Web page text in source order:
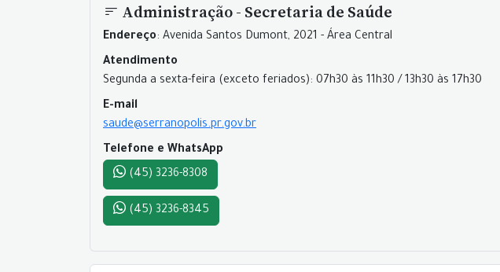
Administração - Secretaria de Saúde
Endereço: Avenida Santos Dumont, 2021 - Área Central
Atendimento
Segunda a sexta-feira (exceto feriados): 07h30 às 11h30 / 13h30 às 17h30
E-mail
saude@serranopolis.pr.gov.br
Telefone e WhatsApp
(45) 3236-8308
(45) 3236-8345